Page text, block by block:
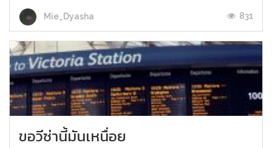
Mie_Dyasha 831
ขอวีซ่านี้มันเหนื่อย